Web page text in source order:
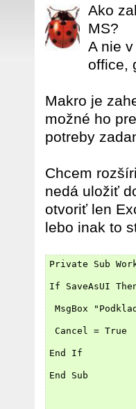
Ako
MS?
A nie
office,
Makro je
možné ho
potreby
Chcem
nedá uložiť
otvoriť len
lebo inak to
Private Sub
If SaveAsUI
MsgBox
Cancel = True
End If
End Sub